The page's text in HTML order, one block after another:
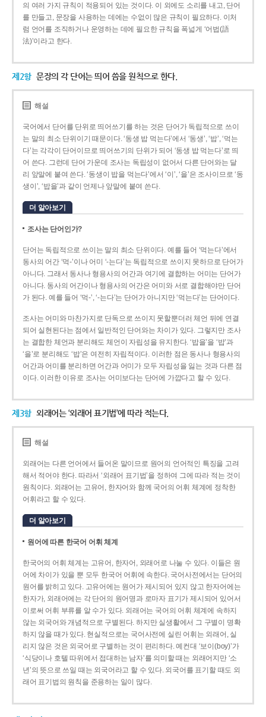
의 여러 가지 규칙이 적용되어 있는 것이다. 이 외에도 소리를 내고, 단어
를 만들고, 문장을 사용하는 데에는 수없이 많은 규칙이 필요하다. 이처
럼 언어를 조직하거나 운영하는 데에 필요한 규칙을 폭넓게 ‘어법(語
法)’이라고 한다.
제2항 문장의 각 단어는 띄어 씀을 원칙으로 한다.
해설
국어에서 단어를 단위로 띄어쓰기를 하는 것은 단어가 독립적으로 쓰이
는 말의 최소 단위이기 때문이다. ‘동생 밥 먹는다’에서 ‘동생’, ‘밥’, ‘먹는
다’는 각각이 단어이므로 띄어쓰기의 단위가 되어 ‘동생 밥 먹는다’로 띄
어 쓴다. 그런데 단어 가운데 조사는 독립성이 없어서 다른 단어와는 달
리 앞말에 붙여 쓴다. ‘동생이 밥을 먹는다’에서 ‘이’, ‘을’은 조사이므로 ‘동
생이’, ‘밥을’과 같이 언제나 앞말에 붙여 쓴다.
더 알아보기
조사는 단어인가?
단어는 독립적으로 쓰이는 말의 최소 단위이다. 예를 들어 ‘먹는다’에서
동사의 어간 ‘먹-­’이나 어미 ‘­-는다’는 독립적으로 쓰이지 못하므로 단어가
아니다. 그래서 동사나 형용사의 어간과 여기에 결합하는 어미는 단어가
아니다. 동사의 어간이나 형용사의 어간은 어미와 서로 결합해야만 단어
가 된다. 예를 들어 ‘먹-’, ‘-는다’는 단어가 아니지만 ‘먹는다’는 단어이다.
조사는 어미와 마찬가지로 단독으로 쓰이지 못할뿐더러 체언 뒤에 연결
되어 실현된다는 점에서 일반적인 단어와는 차이가 있다. 그렇지만 조사
는 결합한 체언과 분리해도 체언이 자립성을 유지한다. ‘밥을’을 ‘밥’과
‘을’로 분리해도 ‘밥’은 여전히 자립적이다. 이러한 점은 동사나 형용사의
어간과 어미를 분리하면 어간과 어미가 모두 자립성을 잃는 것과 다른 점
이다. 이러한 이유로 조사는 어미보다는 단어에 가깝다고 할 수 있다.
제3항 외래어는 ‘외래어 표기법’에 따라 적는다.
해설
외래어는 다른 언어에서 들어온 말이므로 원어의 언어적인 특징을 고려
해서 적어야 한다. 따라서 ‘외래어 표기법’을 정하여 그에 따라 적는 것이
원칙이다. 외래어는 고유어, 한자어와 함께 국어의 어휘 체계에 정착한
어휘라고 할 수 있다.
더 알아보기
원어에 따른 한국어 어휘 체계
한국어의 어휘 체계는 고유어, 한자어, 외래어로 나눌 수 있다. 이들은 원
어에 차이가 있을 뿐 모두 한국어 어휘에 속한다. 국어사전에서는 단어의
원어를 밝히고 있다. 고유어에는 원어가 제시되어 있지 않고 한자어에는
한자가, 외래어에는 각 단어의 원어명과 로마자 표기가 제시되어 있어서
이로써 어휘 부류를 알 수가 있다. 외래어는 국어의 어휘 체계에 속하지
않는 외국어와 개념적으로 구별된다. 하지만 실생활에서 그 구별이 명확
하지 않을 때가 있다. 현실적으로는 국어사전에 실린 어휘는 외래어, 실
리지 않은 것은 외국어로 구별하는 것이 편리하다. 예컨대 ‘보이(boy)’가
‘식당이나 호텔 따위에서 접대하는 남자’를 의미할 때는 외래어지만 ‘소
년’의 뜻으로 쓰일 때는 외국어라고 할 수 있다. 외국어를 표기할 때도 외
래어 표기법의 원칙을 준용하는 일이 많다.